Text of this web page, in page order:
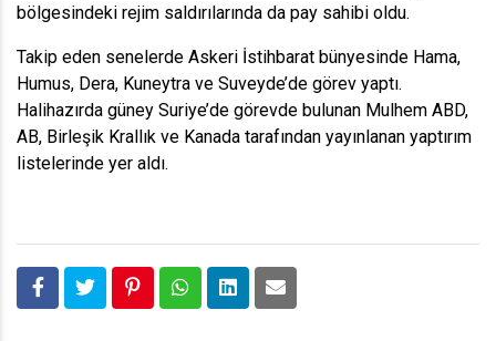
bölgesindeki rejim saldırılarında da pay sahibi oldu.
Takip eden senelerde Askeri İstihbarat bünyesinde Hama,
Humus, Dera, Kuneytra ve Suveyde’de görev yaptı.
Halihazırda güney Suriye’de görevde bulunan Mulhem ABD,
AB, Birleşik Krallık ve Kanada tarafından yayınlanan yaptırım
listelerinde yer aldı.